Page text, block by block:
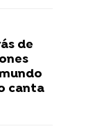
de
canta